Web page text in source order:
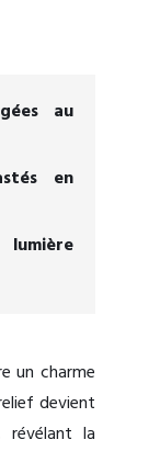
au
en
un charme
devient
révélant la